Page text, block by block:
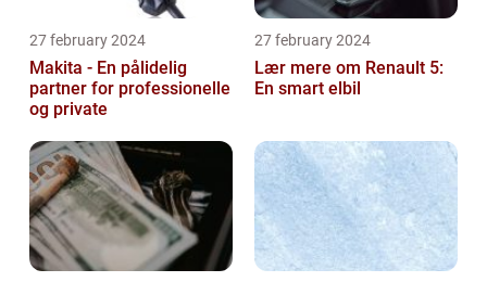
27 february 2024
Makita - En pålidelig
partner for professionelle
og private
27 february 2024
Lær mere om Renault 5:
En smart elbil